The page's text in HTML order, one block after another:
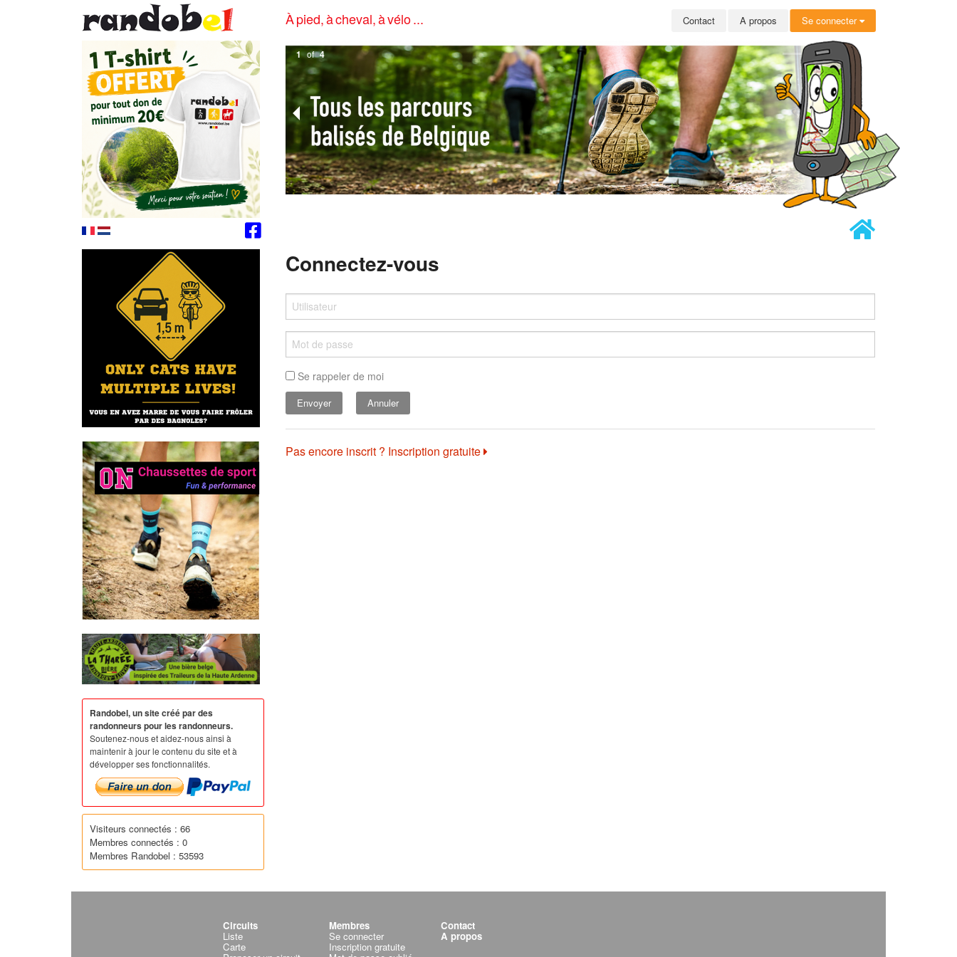
À pied, à cheval, à vélo ... Contact A propos Se connecter
1 of 4
Connectez-vous
Se rappeler de moi
Annuler
Pas encore inscrit ? Inscription gratuite
Randobel, un site créé par des
randonneurs pour les randonneurs.
Soutenez-nous et aidez-nous ainsi à
maintenir à jour le contenu du site et à
développer ses fonctionnalités.
Visiteurs connectés : 66
Membres connectés : 0
Membres Randobel : 53593
Circuits
Liste
Carte
Membres
Se connecter
Inscription gratuite
Contact
A propos